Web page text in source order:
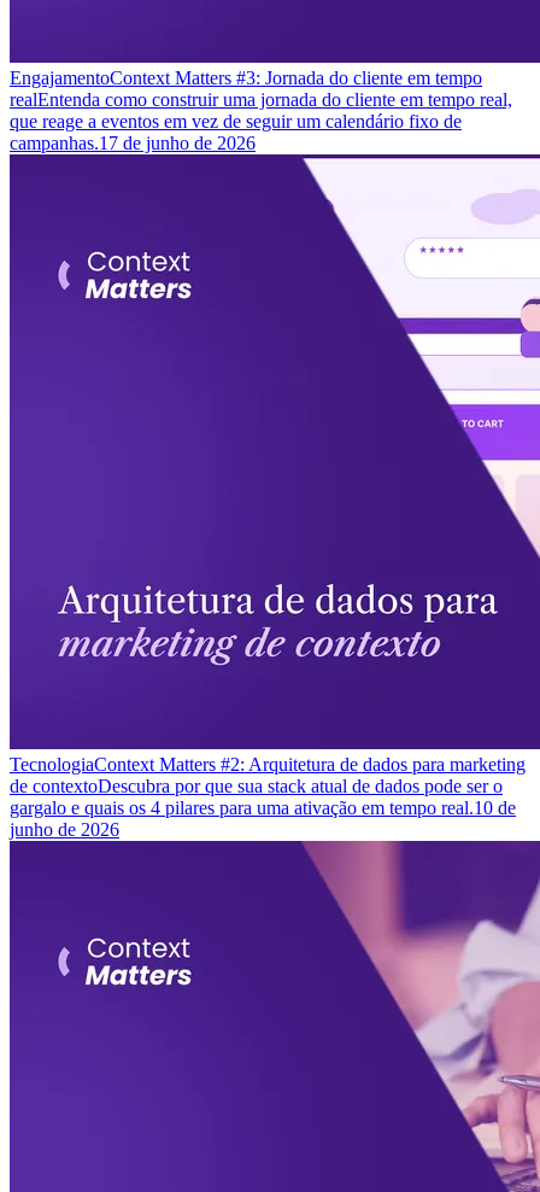
EngajamentoContext Matters #3: Jornada do cliente em tempo
realEntenda como construir uma jornada do cliente em tempo real,
que reage a eventos em vez de seguir um calendário fixo de
campanhas.17 de junho de 2026
TecnologiaContext Matters #2: Arquitetura de dados para marketing
de contextoDescubra por que sua stack atual de dados pode ser o
gargalo e quais os 4 pilares para uma ativação em tempo real.10 de
junho de 2026